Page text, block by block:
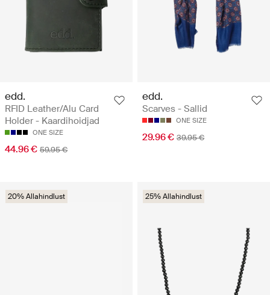
edd.
RFID Leather/Alu Card
Holder - Kaardihoidjad
ONE SIZE
44.96 € 59.95 €
edd.
Scarves - Sallid
ONE SIZE
29.96 € 39.95 €
20% Allahindlust 25% Allahindlust